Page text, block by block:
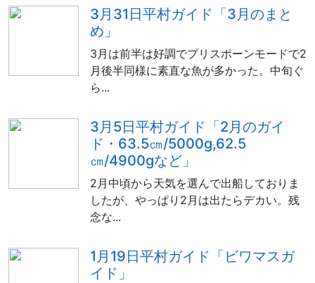
3月31日平村ガイド「3月のまと
め」
3月は前半は好調でプリスポーンモードで2
月後半同様に素直な魚が多かった。中旬ぐ
ら...
3月5日平村ガイド「2月のガイ
ド・63.5㎝/5000g,62.5
㎝/4900gなど」
2月中頃から天気を選んで出船しておりま
したが、やっぱり2月は出たらデカい。残
念な...
1月19日平村ガイド「ビワマスガ
イド」